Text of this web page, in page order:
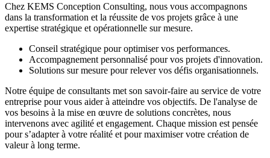
Chez KEMS Conception Consulting, nous vous accompagnons
dans la transformation et la réussite de vos projets grâce à une
expertise stratégique et opérationnelle sur mesure.
Conseil stratégique pour optimiser vos performances.
Accompagnement personnalisé pour vos projets d'innovation.
Solutions sur mesure pour relever vos défis organisationnels.
Notre équipe de consultants met son savoir-faire au service de votre
entreprise pour vous aider à atteindre vos objectifs. De l'analyse de
vos besoins à la mise en œuvre de solutions concrètes, nous
intervenons avec agilité et engagement. Chaque mission est pensée
pour s’adapter à votre réalité et pour maximiser votre création de
valeur à long terme.